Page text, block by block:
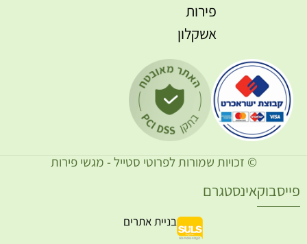
פירות
אשקלון
© זכויות שמורות לפרוטי סטייל - מגשי פירות
בניית אתרים
אינסטגרם